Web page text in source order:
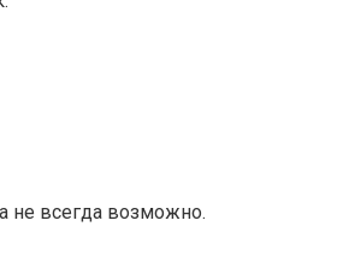
не всегда возможно.